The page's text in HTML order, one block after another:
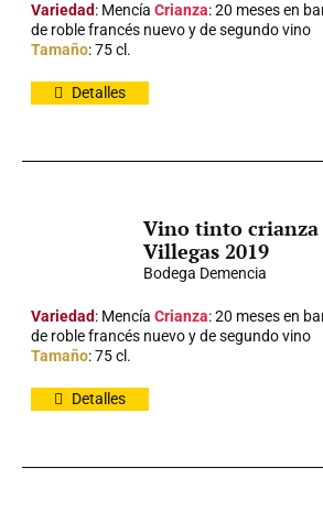
Variedad: MencíaCrianza: 20 meses en
de roble francés nuevo y de segundo vino
Tamaño: 75 cl.
Detalles
Vino tinto crianza
Villegas 2019
Bodega Demencia
Variedad: MencíaCrianza: 20 meses en
de roble francés nuevo y de segundo vino
Tamaño: 75 cl.
Detalles